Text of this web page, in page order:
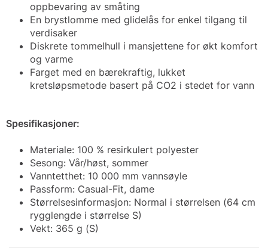
oppbevaring av småting
En brystlomme med glidelås for enkel tilgang til
verdisaker
Diskrete tommelhull i mansjettene for økt komfort
og varme
Farget med en bærekraftig, lukket
kretsløpsmetode basert på CO2 i stedet for vann
Spesifikasjoner:
Materiale: 100 % resirkulert polyester
Sesong: Vår/høst, sommer
Vanntetthet: 10 000 mm vannsøyle
Passform: Casual-Fit, dame
Størrelsesinformasjon: Normal i størrelsen (64 cm
rygglengde i størrelse S)
Vekt: 365 g (S)